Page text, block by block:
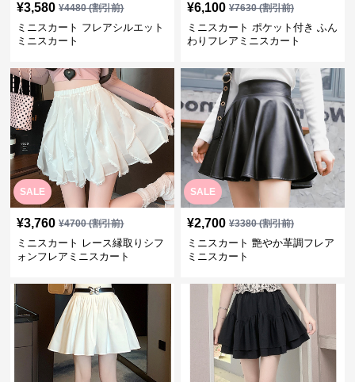
¥3,580 ¥4480(割引前)
ミニスカート フレアシルエット
ミニスカート
¥6,100 ¥7630(割引前)
ミニスカート ポケット付き ふん
わりフレアミニスカート
SALE
¥3,760 ¥4700(割引前)
ミニスカート レース縁取りシフ
ォンフレアミニスカート
SALE
¥2,700 ¥3380(割引前)
ミニスカート 艶やか革調フレア
ミニスカート